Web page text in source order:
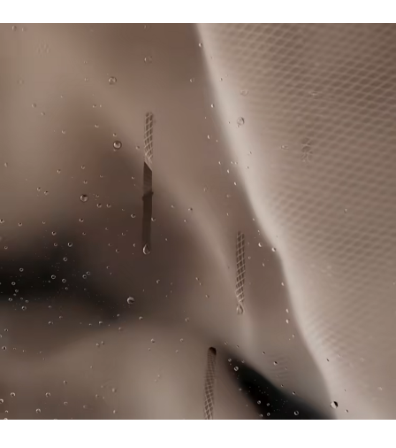
NON CANDEGGIARE
FERRO A BASSA TEMPERATURA MAX 110
GRADI CELSIUS
NON LAVARE A SECCO
ASCIUGARE STESO
processo di produzione. Trasparenza della catena del
valore, conoscenza dei fornitori e dell'ecosistema... nessun
filo si intreccia senza la supervisione del Coccodrillo.
Scopri di più qui